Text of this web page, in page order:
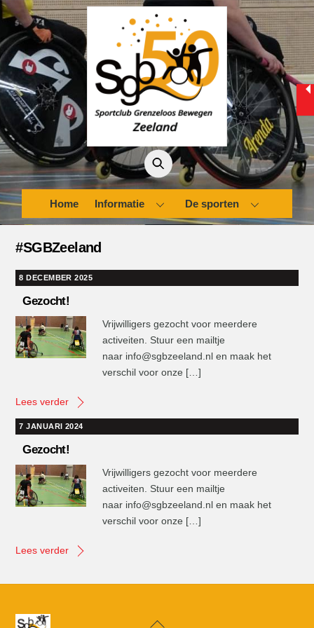
Skip
content
Home Informatie De sporten
#SGBZeeland
8 DECEMBER 2025
Gezocht!
Vrijwilligers gezocht voor meerdere
activeiten. Stuur een mailtje
naar info@sgbzeeland.nl en maak het
verschil voor onze […]
Lees verder
7 JANUARI 2024
Gezocht!
Vrijwilligers gezocht voor meerdere
activeiten. Stuur een mailtje
naar info@sgbzeeland.nl en maak het
verschil voor onze […]
Lees verder
Back